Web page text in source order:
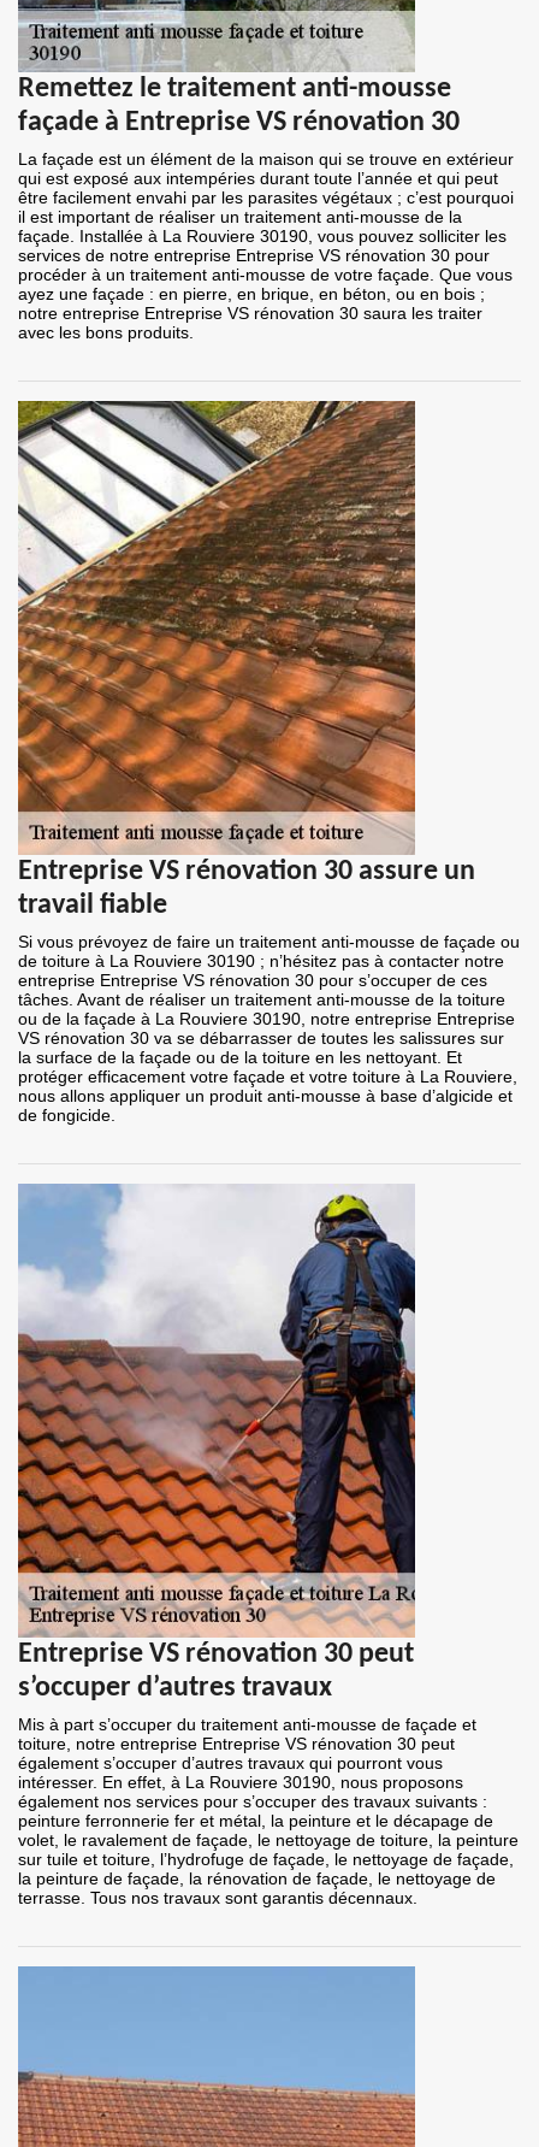
Remettez le traitement anti-mousse
façade à Entreprise VS rénovation 30
La façade est un élément de la maison qui se trouve en extérieur
qui est exposé aux intempéries durant toute l’année et qui peut
être facilement envahi par les parasites végétaux ; c’est pourquoi
il est important de réaliser un traitement anti-mousse de la
façade. Installée à La Rouviere 30190, vous pouvez solliciter les
services de notre entreprise Entreprise VS rénovation 30 pour
procéder à un traitement anti-mousse de votre façade. Que vous
ayez une façade : en pierre, en brique, en béton, ou en bois ;
notre entreprise Entreprise VS rénovation 30 saura les traiter
avec les bons produits.
Entreprise VS rénovation 30 assure un
travail fiable
Si vous prévoyez de faire un traitement anti-mousse de façade ou
de toiture à La Rouviere 30190 ; n’hésitez pas à contacter notre
entreprise Entreprise VS rénovation 30 pour s’occuper de ces
tâches. Avant de réaliser un traitement anti-mousse de la toiture
ou de la façade à La Rouviere 30190, notre entreprise Entreprise
VS rénovation 30 va se débarrasser de toutes les salissures sur
la surface de la façade ou de la toiture en les nettoyant. Et
protéger efficacement votre façade et votre toiture à La Rouviere,
nous allons appliquer un produit anti-mousse à base d’algicide et
de fongicide.
Entreprise VS rénovation 30 peut
s’occuper d’autres travaux
Mis à part s’occuper du traitement anti-mousse de façade et
toiture, notre entreprise Entreprise VS rénovation 30 peut
également s’occuper d’autres travaux qui pourront vous
intéresser. En effet, à La Rouviere 30190, nous proposons
également nos services pour s’occuper des travaux suivants :
peinture ferronnerie fer et métal, la peinture et le décapage de
volet, le ravalement de façade, le nettoyage de toiture, la peinture
sur tuile et toiture, l’hydrofuge de façade, le nettoyage de façade,
la peinture de façade, la rénovation de façade, le nettoyage de
terrasse. Tous nos travaux sont garantis décennaux.